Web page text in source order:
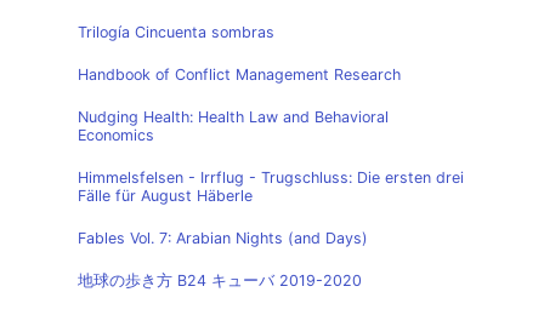
Trilogía Cincuenta sombras
Handbook of Conflict Management Research
Nudging Health: Health Law and Behavioral
Economics
Himmelsfelsen - Irrflug - Trugschluss: Die ersten drei
Fälle für August Häberle
Fables Vol. 7: Arabian Nights (and Days)
地球の歩き方 B24 キューバ 2019-2020